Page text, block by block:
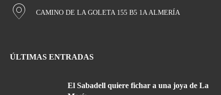
CAMINO DE LA GOLETA 155 B5 1A ALMERÍA
ÚLTIMAS ENTRADAS
El Sabadell quiere fichar a una joya de La